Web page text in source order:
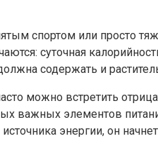
спортом или просто
суточная
содержать и
можно встретить
важных элементов
энергии, он